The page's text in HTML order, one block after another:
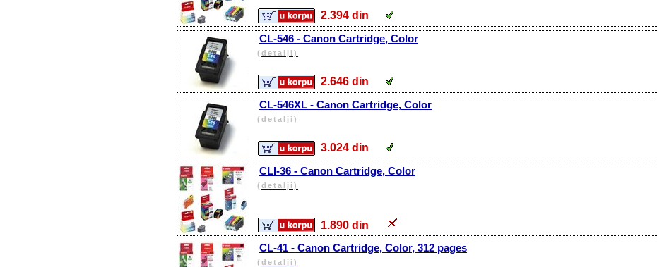
2.394 din
CL-546 - Canon Cartridge, Color
(detalji)
2.646 din
CL-546XL - Canon Cartridge, Color
(detalji)
3.024 din
CLI-36 - Canon Cartridge, Color
(detalji)
1.890 din
CL-41 - Canon Cartridge, Color, 312 pages
(detalji)